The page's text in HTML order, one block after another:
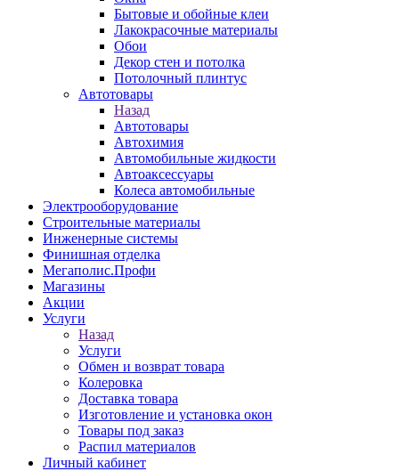
Бытовые и обойные клеи
Лакокрасочные материалы
Обои
Декор стен и потолка
Потолочный плинтус
Автотовары
Назад
Автотовары
Автохимия
Автомобильные жидкости
Автоаксессуары
Колеса автомобильные
Электрооборудование
Строительные материалы
Инженерные системы
Финишная отделка
Мегаполис.Профи
Магазины
Акции
Услуги
Назад
Услуги
Обмен и возврат товара
Колеровка
Доставка товара
Изготовление и установка окон
Товары под заказ
Распил материалов
Личный кабинет